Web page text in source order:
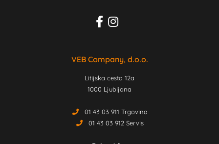
VEB Company, d.o.o.
Litijska cesta 12a
1000 Ljubljana
01 43 03 911 Trgovina
01 43 03 912 Servis